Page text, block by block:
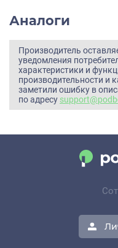
Аналоги
Производитель
уведомления
характеристики и
производительности и
заметили ошибку в
по адресу